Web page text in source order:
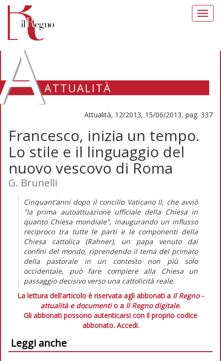
ATTUALITÀ
Attualità, 12/2013, 15/06/2013, pag. 337
Francesco, inizia un tempo.
Lo stile e il linguaggio del
nuovo vescovo di Roma
G. Brunelli
Cinquant'anni dopo il concilio Vaticano II, che avviò
"la prima autoattuazione ufficiale della Chiesa in
quanto Chiesa mondiale", inaugurando un influsso
reciproco tra tutte le parti e le componenti della
Chiesa cattolica (Rahner), un papa venuto dai
confini del mondo, riprendendo il tema del primato
della pastorale in un contesto non più solo
occidentale, può fare compiere alla Chiesa un
passaggio decisivo verso una cattolicità reale.
La lettura dell'articolo è riservata agli abbonati a Il Regno -
attualità e documentio a Il Regno digitale.
Gli abbonati possono autenticarsi con il proprio codice
abbonato. Accedi.
Leggi anche